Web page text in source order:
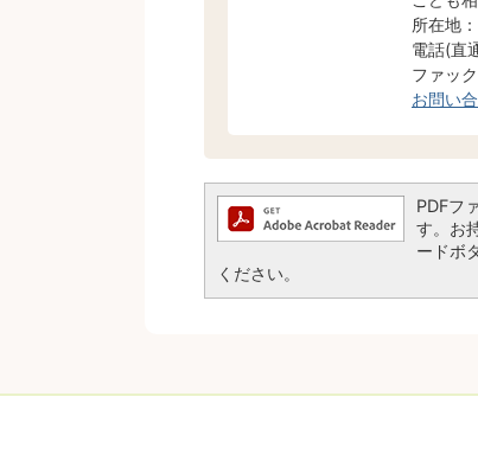
所在地
電話(直
ファッ
お問い
PDFフ
す。お
ードボ
ください。